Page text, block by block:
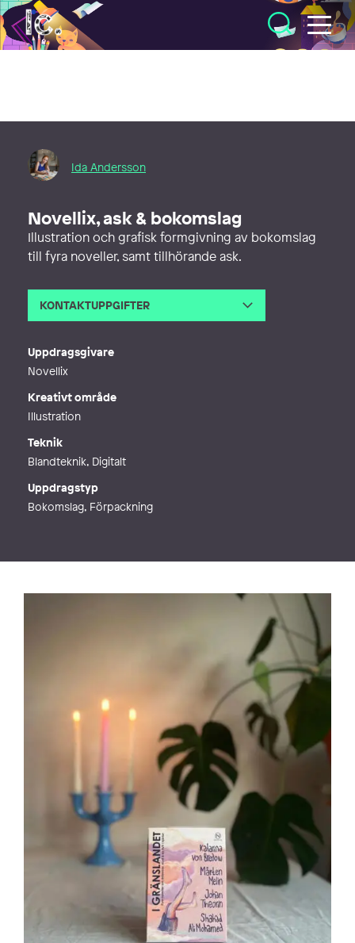
Illustratörcentrum
Ida Andersson
Novellix, ask & bokomslag
Illustration och grafisk formgivning av bokomslag
till fyra noveller, samt tillhörande ask.
KONTAKTUPPGIFTER
Uppdragsgivare
Novellix
Kreativt område
Illustration
Teknik
Blandteknik, Digitalt
Uppdragstyp
Bokomslag, Förpackning